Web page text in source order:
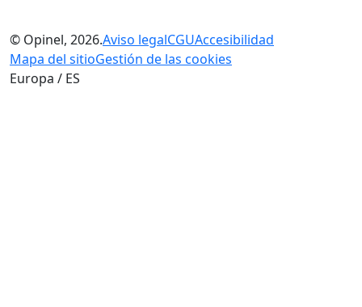
© Opinel, 2026.Aviso legalCGUAccesibilidad
Mapa del sitioGestión de las cookies
Europa / ES